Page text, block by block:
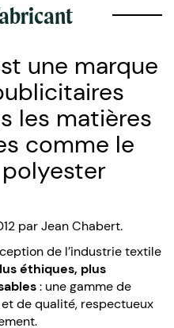
une marque
les matières
comme le
par Jean Chabert.
de l’industrie textile
éthiques, plus
: une gamme de
de qualité, respectueux